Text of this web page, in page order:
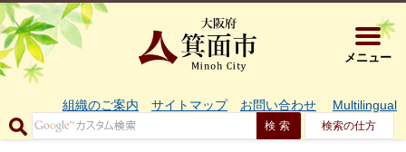
大阪府箕
メニュー
組織のご案内 サイトマップ お問い合わせ Multilingual
検索の仕方